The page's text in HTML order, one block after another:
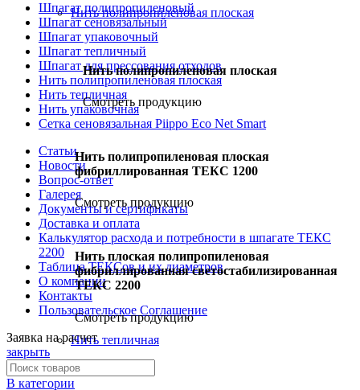
Нить полипропиленовая плоская
Нить полипропиленовая плоская
Смотреть продукцию
Нить полипропиленовая плоская
фибриллированная ТЕКС 1200
Смотреть продукцию
Нить плоская полипропиленовая
фибриллированная светостабилизированная
ТЕКС 2200
Смотреть продукцию
Нить тепличная
Шпагат полипропиленовый
Шпагат сеновязальный
Шпагат упаковочный
Шпагат тепличный
Шпагат для прессования отходов
Нить полипропиленовая плоская
Нить тепличная
Нить упаковочная
Сетка сеновязальная Piippo Eco Net Smart
Статьи
Новости
Вопрос-ответ
Галерея
Документы и сертификаты
Доставка и оплата
Калькулятор расхода и потребности в шпагате ТЕКС
2200
Таблица ТЕКСов и их диаметров
О компании
Контакты
Пользовательское Соглашение
Заявка на расчет
закрыть
В категории